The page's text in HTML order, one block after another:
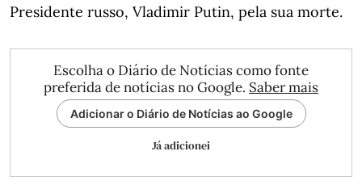
Presidente russo, Vladimir Putin, pela sua morte.
Escolha o Diário de Notícias como fonte
preferida de notícias no Google. Saber mais
Adicionar o Diário de Notícias ao Google
Já adicionei